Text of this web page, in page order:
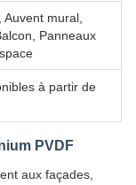
Auvent mural,
Panneaux
à partir de
PVDF
aux façades,